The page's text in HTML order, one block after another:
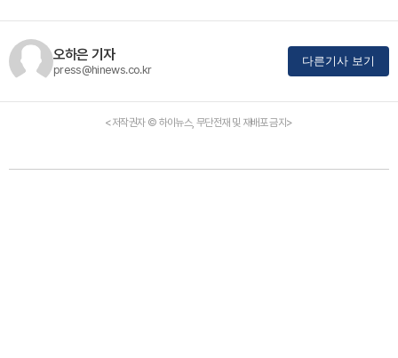
오하은 기자
press@hinews.co.kr
다른기사 보기
<저작권자 © 하이뉴스, 무단전재 및 재배포 금지>